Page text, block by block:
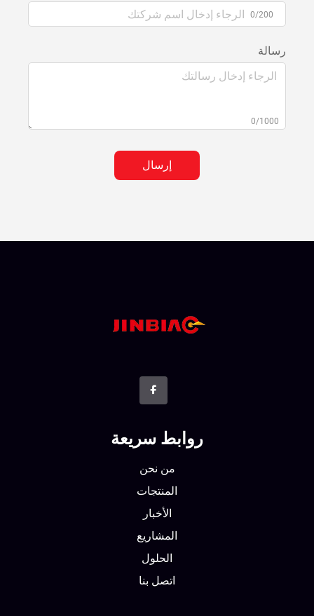
0/200
رسالة
0/1000
إرسال
روابط سريعة
من نحن
المنتجات
الأخبار
المشاريع
الحلول
اتصل بنا